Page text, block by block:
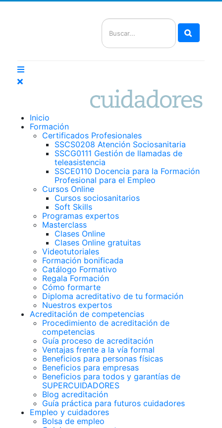
Inicio
Formación
Certificados Profesionales
SSCS0208 Atención Sociosanitaria
SSCG0111 Gestión de llamadas de
teleasistencia
SSCE0110 Docencia para la Formación
Profesional para el Empleo
Cursos Online
Cursos sociosanitarios
Soft Skills
Programas expertos
Masterclass
Clases Online
Clases Online gratuitas
Videotutoriales
Formación bonificada
Catálogo Formativo
Regala Formación
Cómo formarte
Diploma acreditativo de tu formación
Nuestros expertos
Acreditación de competencias
Procedimiento de acreditación de
competencias
Guía proceso de acreditación
Ventajas frente a la vía formal
Beneficios para personas físicas
Beneficios para empresas
Beneficios para todos y garantías de
SUPERCUIDADORES
Blog acreditación
Guía práctica para futuros cuidadores
Empleo y cuidadores
Bolsa de empleo